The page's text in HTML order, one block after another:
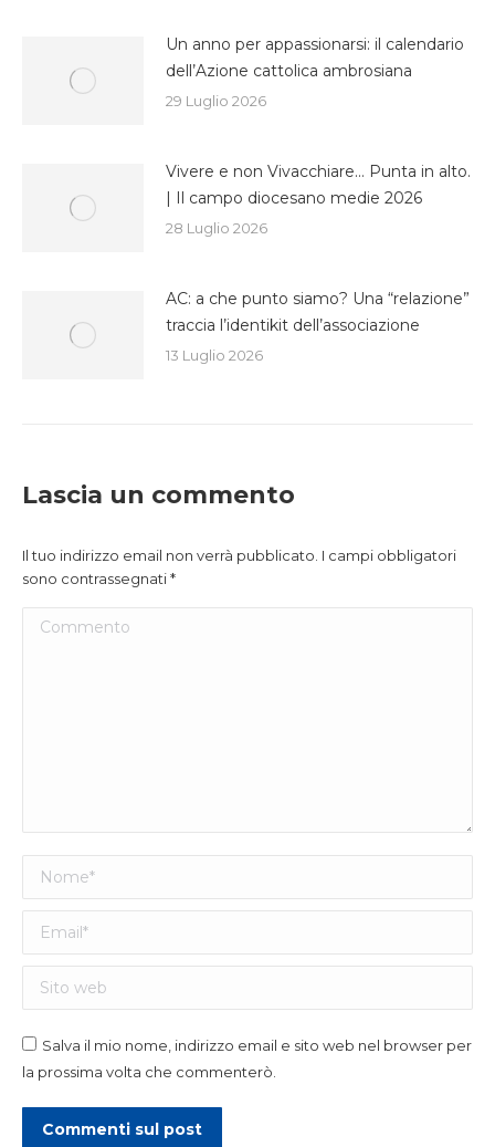
Un anno per appassionarsi: il calendario
dell’Azione cattolica ambrosiana
29 Luglio 2026
Vivere e non Vivacchiare… Punta in alto.
| Il campo diocesano medie 2026
28 Luglio 2026
AC: a che punto siamo? Una “relazione”
traccia l’identikit dell’associazione
13 Luglio 2026
Lascia un commento
Il tuo indirizzo email non verrà pubblicato. I campi obbligatori
sono contrassegnati*
Commento
Nome *
Email *
Sito web
Salva il mio nome, indirizzo email e sito web nel browser per
la prossima volta che commenterò.
Commenti sul post